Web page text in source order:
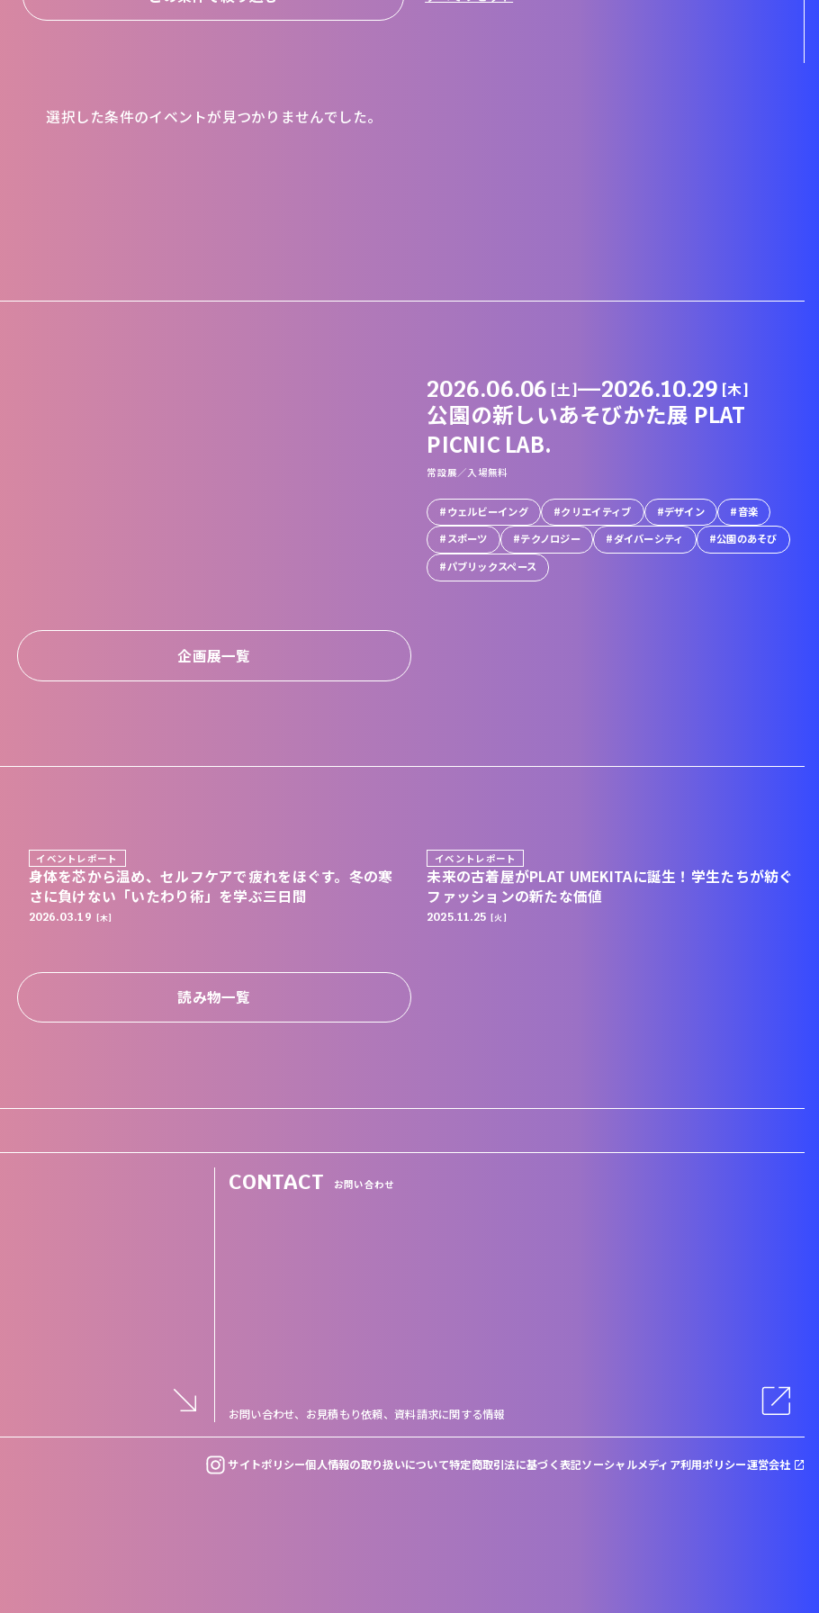
選択した条件のイベントが 見つかりませんでした。
2026.06.06 [土]—2026.10.29 [木]
公園の新しいあそびかた展 PLAT
PICNIC LAB.
常設展／入場無料
ウェルビーイング クリエイティブ デザイン
音楽
スポーツ
テクノロジー ダイバーシティ
公園のあそび
パブリックスペース
企画展一覧
イベントレポート
身体を芯から温め、セルフケアで疲れをほぐす。冬の寒
さに負けない「いたわり術」を学ぶ三日間
2026.03.19 [木]
イベントレポート
未来の古着屋がPLAT UMEKITAに誕生！学生たちが紡ぐ
ファッションの新たな価値
2025.11.25 [火]
読み物一覧
CONTACT お問い合わせ
お問い合わせ、お見積もり依頼、 資料請求に関する情報
サイトポリシー個人情報の取り扱いについて特定商取引法に基づく表記ソーシャルメディア利用ポリシー運営会社